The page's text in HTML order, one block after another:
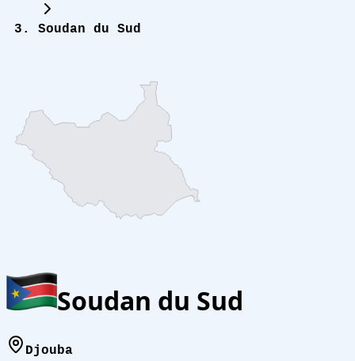
Soudan du Sud
Soudan du Sud
Djouba